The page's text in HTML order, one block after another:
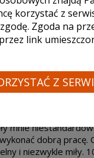
w taki sposób,że
Jesteśmy bardzo
zrealizował szybko
mnie
dobrą pracę.
i niezwykle miły.
korzystać z
Zgoda na
link
Z